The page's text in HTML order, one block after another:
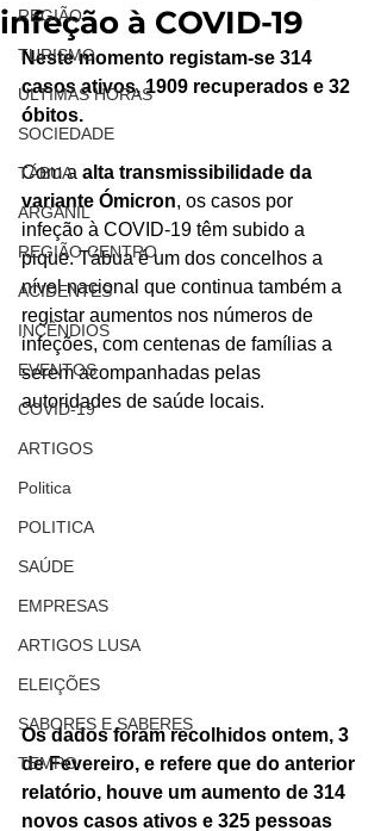
REGIÃO
TURISMO
ÚLTIMAS HORAS
SOCIEDADE
TÁBUA
ARGANIL
REGIÃO CENTRO
ACIDENTES
INCÊNDIOS
EVENTOS
COVID-19
ARTIGOS
Politica
POLITICA
SAÚDE
EMPRESAS
ARTIGOS LUSA
ELEIÇÕES
SABORES E SABERES
TEMPO
infeção à COVID-19
Neste momento registam-se 314
casos ativos, 1909 recuperados e 32
óbitos.
Com a alta transmissibilidade da
variante Ómicron, os casos por
infeção à COVID-19 têm subido a
pique. Tábua é um dos concelhos a
nível nacional que continua também a
registar aumentos nos números de
infeções, com centenas de famílias a
serem acompanhadas pelas
autoridades de saúde locais.
Os dados foram recolhidos ontem, 3
de Fevereiro, e refere que do anterior
relatório, houve um aumento de 314
novos casos ativos e 325 pessoas